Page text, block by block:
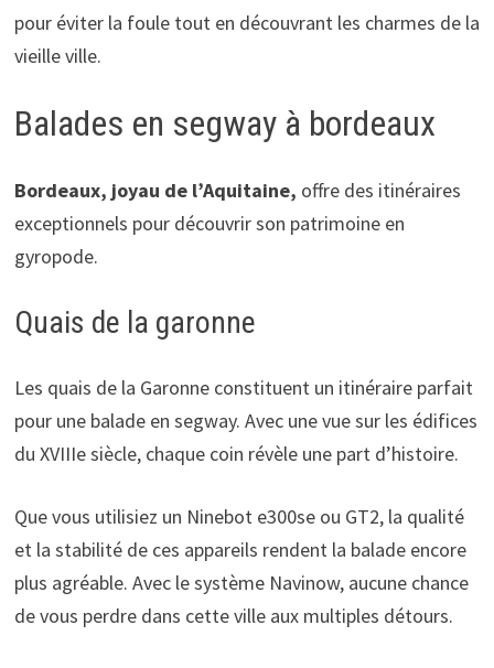
pour éviter la foule tout en découvrant les charmes de la
vieille ville.
Balades en segway à bordeaux
Bordeaux, joyau de l’Aquitaine, offre des itinéraires
exceptionnels pour découvrir son patrimoine en
gyropode.
Quais de la garonne
Les quais de la Garonne constituent un itinéraire parfait
pour une balade en segway. Avec une vue sur les édifices
du XVIIIe siècle, chaque coin révèle une part d’histoire.
Que vous utilisiez un Ninebot e300se ou GT2, la qualité
et la stabilité de ces appareils rendent la balade encore
plus agréable. Avec le système Navinow, aucune chance
de vous perdre dans cette ville aux multiples détours.